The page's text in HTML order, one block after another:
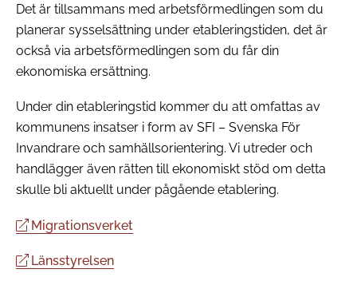
Det är tillsammans med arbetsförmedlingen som du
planerar sysselsättning under etableringstiden, det är
också via arbetsförmedlingen som du får din
ekonomiska ersättning.
Under din etableringstid kommer du att omfattas av
kommunens insatser i form av SFI – Svenska För
Invandrare och samhällsorientering. Vi utreder och
handlägger även rätten till ekonomiskt stöd om detta
skulle bli aktuellt under pågående etablering.
Migrationsverket
Länsstyrelsen